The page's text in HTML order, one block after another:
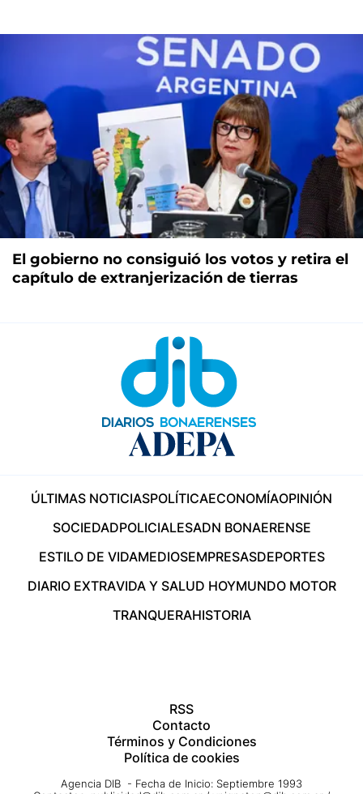
El gobierno no consiguió los votos y retira el
capítulo de extranjerización de tierras
ÚLTIMAS NOTICIASPOLÍTICAECONOMÍAOPINIÓN
SOCIEDADPOLICIALESADN BONAERENSE
ESTILO DE VIDAMEDIOSEMPRESASDEPORTES
DIARIO EXTRAVIDA Y SALUD HOYMUNDO MOTOR
TRANQUERAHISTORIA
RSS
Contacto
Términos y Condiciones
Política de cookies
Agencia DIB - Fecha de Inicio: Septiembre 1993